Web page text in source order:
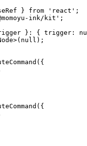
} from ' react ' ;
ink/kit ' ;
} : { trigger :
>( null );
({
({